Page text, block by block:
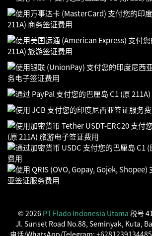
© 2026 PT Flado Indonesia Utama 税号
Jl. Sunset Road No.88, Seminyak, Kuta,